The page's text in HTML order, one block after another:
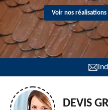
Voir nos réalisations
DEVIS